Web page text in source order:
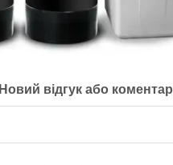
Новий відгук або коментар